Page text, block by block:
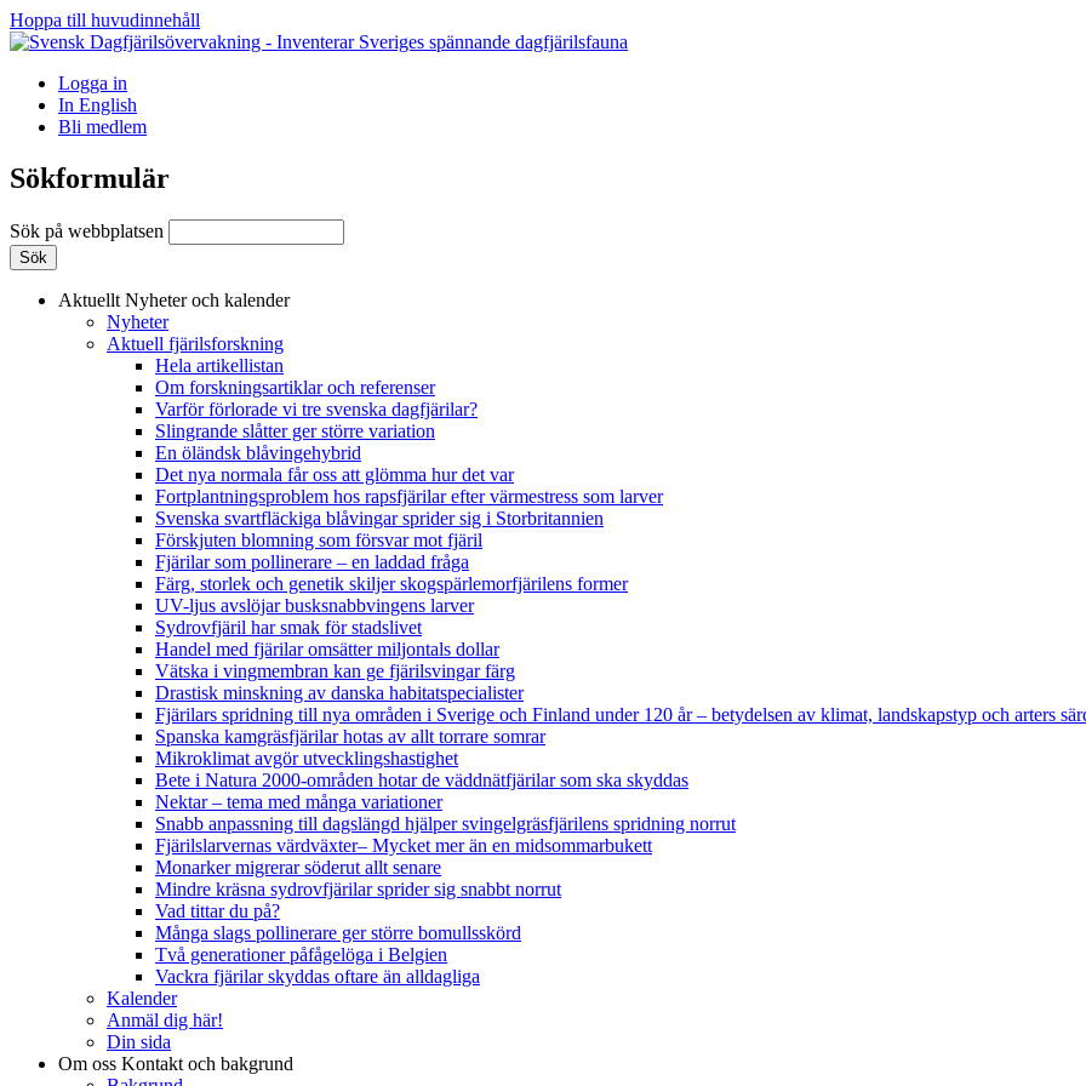
Hoppa till huvudinnehåll
Logga in
In English
Bli medlem
Sökformulär
Sök på webbplatsen
Aktuellt Nyheter och kalender
Nyheter
Aktuell fjärilsforskning
Hela artikellistan
Om forskningsartiklar och referenser
Varför förlorade vi tre svenska dagfjärilar?
Slingrande slåtter ger större variation
En öländsk blåvingehybrid
Det nya normala får oss att glömma hur det var
Fortplantningsproblem hos rapsfjärilar efter värmestress som larver
Svenska svartfläckiga blåvingar sprider sig i Storbritannien
Förskjuten blomning som försvar mot fjäril
Fjärilar som pollinerare – en laddad fråga
Färg, storlek och genetik skiljer skogspärlemorfjärilens former
UV-ljus avslöjar busksnabbvingens larver
Sydrovfjäril har smak för stadslivet
Handel med fjärilar omsätter miljontals dollar
Vätska i vingmembran kan ge fjärilsvingar färg
Drastisk minskning av danska habitatspecialister
Fjärilars spridning till nya områden i Sverige och Finland under 120 år– betydelsen av klimat, landskapstyp och arters
Spanska kamgräsfjärilar hotas av allt torrare somrar
Mikroklimat avgör utvecklingshastighet
Bete i Natura 2000-områden hotar de väddnätfjärilar som ska skyddas
Nektar – tema med många variationer
Snabb anpassning till dagslängd hjälper svingelgräsfjärilens spridning norrut
Fjärilslarvernas värdväxter– Mycket mer än en midsommarbukett
Monarker migrerar söderut allt senare
Mindre kräsna sydrovfjärilar sprider sig snabbt norrut
Vad tittar du på?
Många slags pollinerare ger större bomullsskörd
Två generationer påfågelöga i Belgien
Vackra fjärilar skyddas oftare än alldagliga
Kalender
Anmäl dig här!
Din sida
Om oss Kontakt och bakgrund